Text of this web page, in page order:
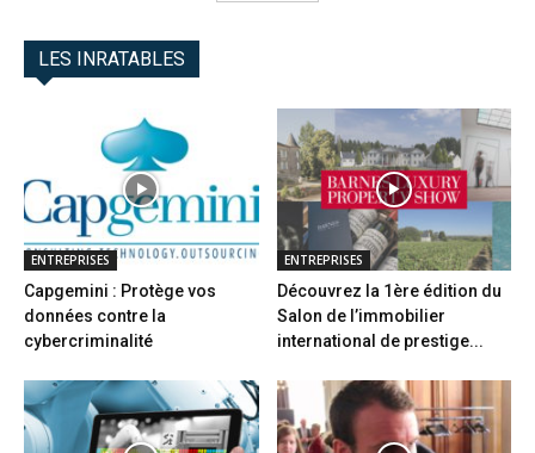
LES INRATABLES
ENTREPRISES
Capgemini : Protège vos
données contre la
cybercriminalité
ENTREPRISES
Découvrez la 1ère édition du
Salon de l’immobilier
international de prestige...